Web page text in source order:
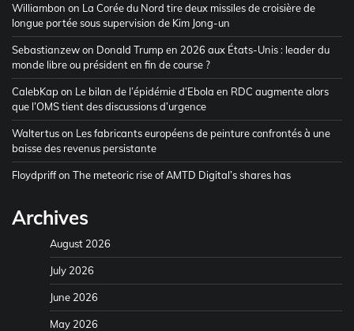
Williambon on La Corée du Nord tire deux missiles de croisière de
longue portée sous supervision de Kim Jong-un
Sebastianzewon Donald Trump en 2026 aux États-Unis : leader du
monde libre ou président en fin de course ?
CalebKapon Le bilan de l’épidémie d’Ebola en RDC augmente alors
que l’OMS tient des discussions d’urgence
Waltertuson Les fabricants européens de peinture confrontés à une
baisse des revenus persistante
Floydpriffon The meteoric rise of AMTD Digital’s shares has
Archives
August 2026
July 2026
June 2026
May 2026